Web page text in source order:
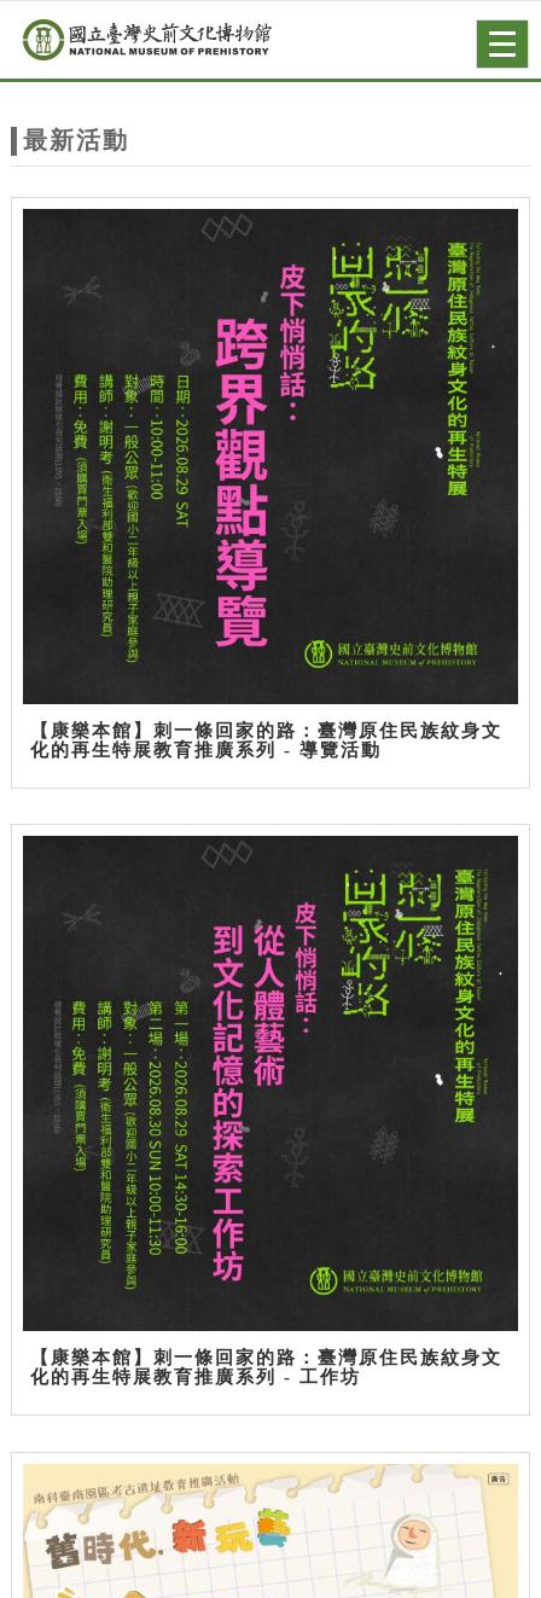
站
主
跳到主要內容
網站導覽
最新活動
【康樂本館】刺一條回家的路：臺灣原住民族紋身文
化的再生特展教育推廣系列 - 導覽活動
【康樂本館】刺一條回家的路：臺灣原住民族紋身文
化的再生特展教育推廣系列 - 工作坊